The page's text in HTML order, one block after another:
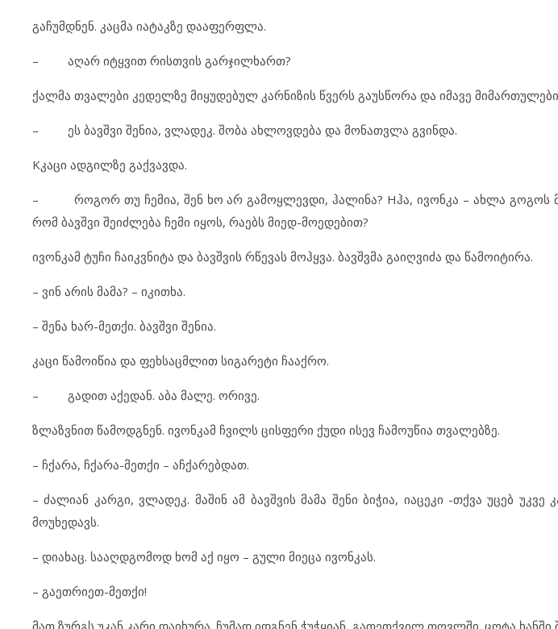
გაჩუმდნენ. კაცმა იატაკზე დააფერფლა.
– აღარ იტყვით რისთვის გარჯილხართ?
ქალმა თვალები კედელზე მიყუდებულ კარნიზის წვერს გაუსწორა და იმავე
– ეს ბავშვი შენია, ვლადეკ. შობა ახლოვდება და მონათვლა გვინდა.
Kკაცი ადგილზე გაქვავდა.
– როგორ თუ ჩემია, შენ ხო არ გამოყლევდი, ჰალინა? Hჰა, ივონკა – ახლა გოგოს
რომ ბავშვი შეიძლება ჩემი იყოს, რაებს მიედ-მოედებით?
ივონკამ ტუჩი ჩაიკვნიტა და ბავშვის რწევას მოჰყვა. ბავშვმა გაიღვიძა და წამოიტირა.
– ვინ არის მამა? – იკითხა.
– შენა ხარ-მეთქი. ბავშვი შენია.
კაცი წამოიწია და ფეხსაცმლით სიგარეტი ჩააქრო.
– გადით აქედან. აბა მალე. ორივე.
ზლაზვნით წამოდგნენ. ივონკამ ჩვილს ცისფერი ქუდი ისევ ჩამოუწია თვალებზე.
– ჩქარა, ჩქარა-მეთქი – აჩქარებდათ.
– ძალიან კარგი, ვლადეკ. მაშინ ამ ბავშვის მამა შენი ბიჭია, იაცეკი -თქვა უცებ
მოუხედავს.
– დიახაც. სააღდგომოდ ხომ აქ იყო – გული მიეცა ივონკას.
– გაეთრიეთ-მეთქი!
მათ ზურგს უკან კარი დაიხურა. ჩუმად იდგნენ ჭუჭყიან, გათეთქვილ თოვლში. ცოტა ხანში